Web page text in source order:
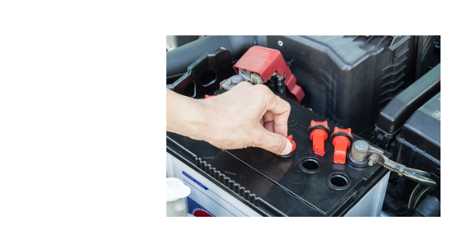
IMAGES